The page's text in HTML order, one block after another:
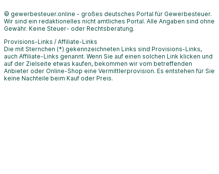
© gewerbesteuer.online - großes deutsches Portal für Gewerbesteuer.
Wir sind ein redaktionelles nicht amtliches Portal. Alle Angaben sind ohne
Gewähr. Keine Steuer- oder Rechtsberatung.
Provisions-Links / Affiliate-Links
Die mit Sternchen (*) gekennzeichneten Links sind Provisions-Links,
auch Affiliate-Links genannt. Wenn Sie auf einen solchen Link klicken und
auf der Zielseite etwas kaufen, bekommen wir vom betreffenden
Anbieter oder Online-Shop eine Vermittlerprovision. Es entstehen für Sie
keine Nachteile beim Kauf oder Preis.